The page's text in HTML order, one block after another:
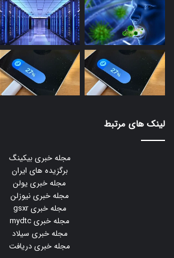
لینک های مرتبط
مجله خبری بیکینگ
برگزیده های ایران
مجله خبری یولن
مجله خبری نیوزلن
مجله خبری gsxr
مجله خبری mydtc
مجله خبری سیلاد
مجله خبری دریافت